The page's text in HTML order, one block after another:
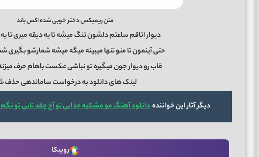
متن ریمیکس دختر خوبی شده اکس باند
دیوار اتاقم ساعتم دلشون تنگ میشه تا یه دیقه میری تا
حتی آینمون تا منو تنها میبینه میگه میشه شمارشو بگیری
قاب رو دیوار جون میگیره تو نباشی عکست باهام حرف
لینک های دانلود به درخواست ساماندهی حذف
دیگر آثار این خوانندهدانلود آهنگ مو مشکیه جذابی تو آخ چقد نابی تو
روبیکا